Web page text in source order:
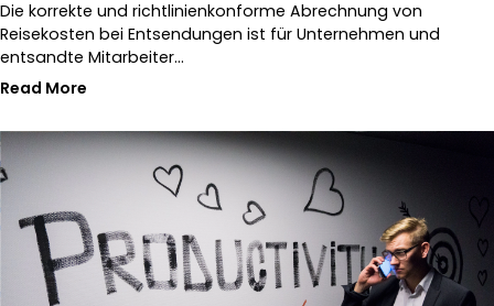
Die korrekte und richtlinienkonforme Abrechnung von
Reisekosten bei Entsendungen ist für Unternehmen und
entsandte Mitarbeiter…
Read More